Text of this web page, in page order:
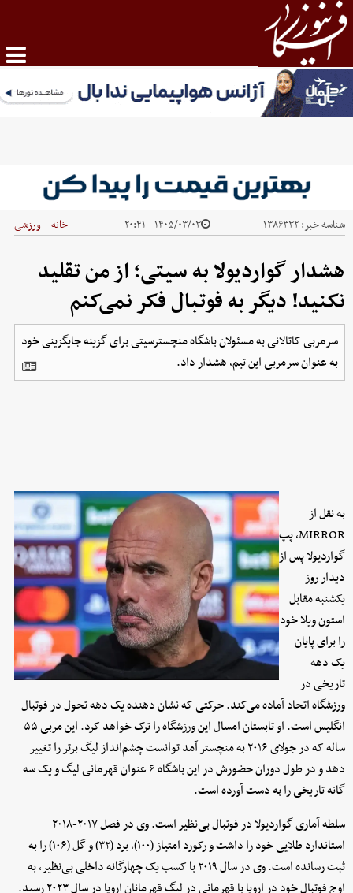
شناسه خبر:۱۳۸۶۳۳۲ ۱۴۰۵/۰۳/۰۳ - ۲۰:۴۱ خانه | ورزشی
هشدار گواردیولا به سیتی؛ از من تقلید
نکنید! دیگر به فوتبال فکر نمی‌کنم
سرمربی کاتالانی به مسئولان باشگاه منچسترسیتی برای گزینه جایگزینی خود
به عنوان سرمربی این تیم، هشدار داد.
به نقل از
MIRROR، پپ
گواردیولا پس از
دیدار روز
یکشنبه مقابل
استون ویلا خود
را برای پایان
یک دهه
تاریخی در
ورزشگاه اتحاد آماده می‌کند. حرکتی که نشان دهنده یک دهه تحول در فوتبال
انگلیس است. او تابستان امسال این ورزشگاه را ترک خواهد کرد. این مربی ۵۵
ساله که در جولای ۲۰۱۶ به منچستر آمد توانست چشم‌انداز لیگ برتر را تغییر
دهد و در طول دوران حضورش در این باشگاه ۶ عنوان قهرمانی لیگ و یک سه
گانه تاریخی را به دست آورده است.
سلطه آماری گواردیولا در فوتبال بی‌نظیر است. وی در فصل ۲۰۱۷-۲۰۱۸
استاندارد طلایی خود را داشت و رکورد امتیاز (۱۰۰)، برد (۳۲) و گل (۱۰۶) را به
ثبت رسانده است. وی در سال ۲۰۱۹ با کسب یک چهارگانه داخلی بی‌نظیر، به
اوج فوتبال خود در اروپا با قهرمانی در لیگ قهرمانان اروپا در سال ۲۰۲۳ رسید.